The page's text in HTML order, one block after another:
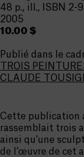
48 p., ill., ISBN 2-
2005
10.00 $
Publié dans le
TROIS
CLAUDE
Cette publication
rassemblait trois
ainsi qu’une
de l’œuvre de cet